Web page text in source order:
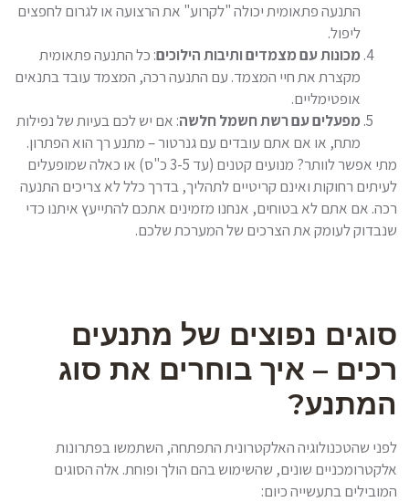
התנעה פתאומית יכולה "לקרוע" את הרצועה או לגרום לחפצים
ליפול.
מכונות עם מצמדים ותיבות הילוכים: כל התנעה פתאומית
מקצרת את חיי המצמד. עם התנעה רכה, המצמד עובד בתנאים
אופטימליים.
מפעלים עם רשת חשמל חלשה: אם יש לכם בעיות של נפילות
מתח, או אם אתם עובדים עם גנרטור – מתנע רך הוא הפתרון.
מתי אפשר לוותר? מנועים קטנים (עד 3-5 כ"ס) או כאלה שמופעלים
לעיתים רחוקות ואינם קריטיים לתהליך, בדרך כלל לא צריכים התנעה
רכה. אם אתם לא בטוחים, אנחנו מזמינים אתכם להתייעץ איתנו כדי
שנבדוק לעומק את הצרכים של המערכת שלכם.
סוגים נפוצים של מתנעים
רכים – איך בוחרים את סוג
המתנע?
לפני שהטכנולוגיה האלקטרונית התפתחה, השתמשו בפתרונות
אלקטרומכניים שונים, שהשימוש בהם הולך ופוחת. אלה הסוגים
המובילים בתעשייה כיום: